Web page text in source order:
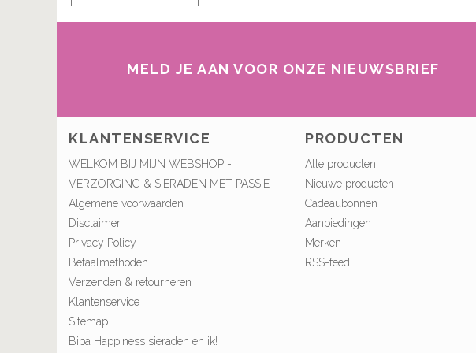
MELD JE AAN VOOR ONZE NIEUWSBRIEF
KLANTENSERVICE
WELKOM BIJ MIJN WEBSHOP -
VERZORGING & SIERADEN MET PASSIE
Algemene voorwaarden
Disclaimer
Privacy Policy
Betaalmethoden
Verzenden & retourneren
Klantenservice
Sitemap
Biba Happiness sieraden en ik!
PRODUCTEN
Alle producten
Nieuwe producten
Cadeaubonnen
Aanbiedingen
Merken
RSS-feed